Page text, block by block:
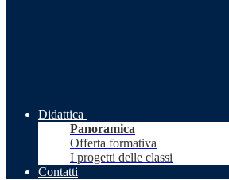
Didattica
Panoramica
Offerta formativa
I progetti delle classi
Contatti